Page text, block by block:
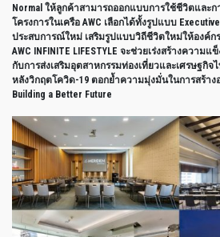
Normal ให้ลูกค้าสามารถออกแบบการใช้ชีวิตและ
โครงการในเครือAWC เลือกได้ทั้งรูปแบบ
ประสบการณ์ใหม่ เสริมรูปแบบวิถีชีวิตใหม่ให้องค์กร
AWC INFINITE LIFESTYLE จะช่วยเร่งสร้างความแ
กับการส่งเสริมอุตสาหกรรมท่องเที่ยวและเศรษฐกิจ
หลังวิกฤตโควิด-19 ตอกย้ำความมุ่งมั่นในการสร้า
Building a Better Future